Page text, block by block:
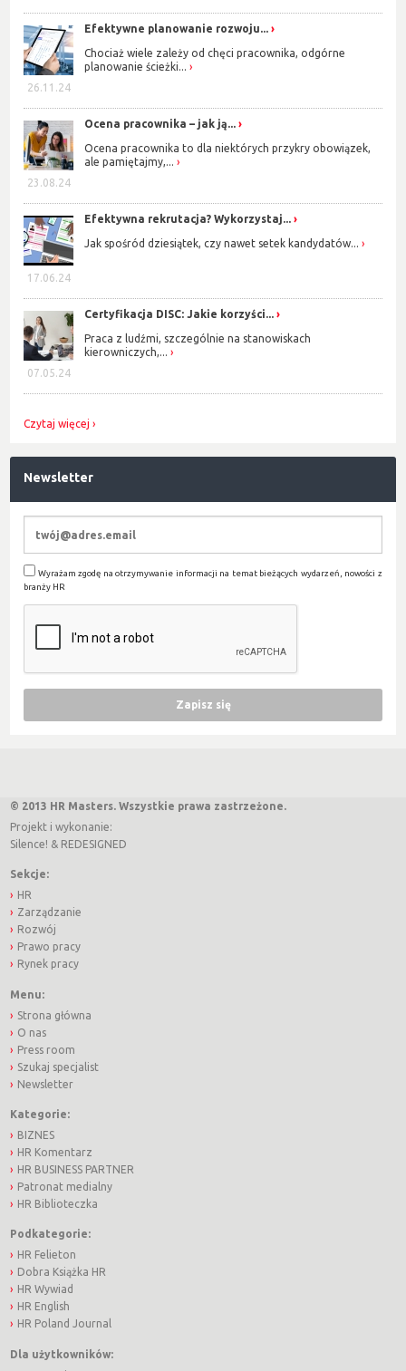
26.11.24
Efektywne planowanie rozwoju...
Chociaż wiele zależy od chęci pracownika, odgórne
planowanie ścieżki...
23.08.24
Ocena pracownika – jak ją...
Ocena pracownika to dla niektórych przykry obowiązek,
ale pamiętajmy,...
17.06.24
Efektywna rekrutacja? Wykorzystaj...
Jak spośród dziesiątek, czy nawet setek kandydatów...
07.05.24
Certyfikacja DISC: Jakie korzyści...
Praca z ludźmi, szczególnie na stanowiskach
kierowniczych,...
Czytaj więcej
Newsletter
Wyrażam zgodę na otrzymywanie informacji na temat bieżących wydarzeń, nowości z
branży HR
© 2013 HR Masters. Wszystkie prawa zastrzeżone.
Projekt i wykonanie:
Silence! & REDESIGNED
Sekcje:
HR
Zarządzanie
Rozwój
Prawo pracy
Rynek pracy
Menu:
Strona główna
O nas
Press room
Szukaj specjalist
Newsletter
Kategorie:
BIZNES
HR Komentarz
HR BUSINESS PARTNER
Patronat medialny
HR Biblioteczka
Podkategorie:
HR Felieton
Dobra Książka HR
HR Wywiad
HR English
HR Poland Journal
Dla użytkowników: